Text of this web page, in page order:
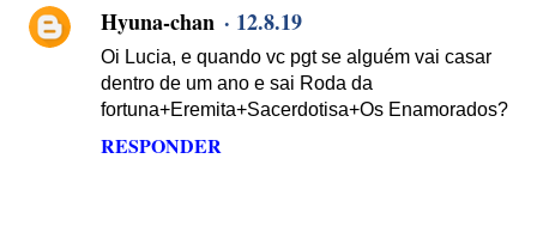
Hyuna-chan 12.8.19
Oi Lucia, e quando vc pgt se alguém vai casar
dentro de um ano e sai Roda da
fortuna+Eremita+Sacerdotisa+Os Enamorados?
RESPONDER